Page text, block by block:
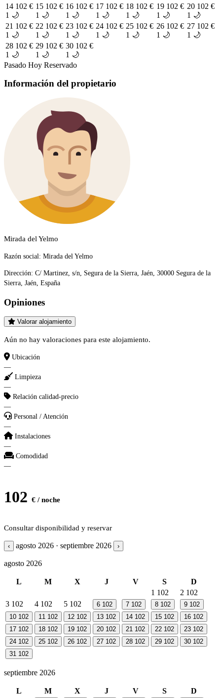
14 102 €
1 🌙
15 102 €
1 🌙
16 102 €
1 🌙
17 102 €
1 🌙
18 102 €
1 🌙
19 102 €
1 🌙
20 102 €
1 🌙
21 102 €
1 🌙
22 102 €
1 🌙
23 102 €
1 🌙
24 102 €
1 🌙
25 102 €
1 🌙
26 102 €
1 🌙
27 102 €
1 🌙
28 102 €
1 🌙
29 102 €
1 🌙
30 102 €
1 🌙
Pasado Hoy Reservado
Información del propietario
Mirada del Yelmo
Razón social: Mirada del Yelmo
Dirección: C/ Martinez, s/n, Segura de la Sierra, Jaén, 30000 Segura de la
Sierra, Jaén, España
Opiniones
Valorar alojamiento
Aún no hay valoraciones para este alojamiento.
Ubicación
—
Limpieza
—
Relación calidad-precio
—
Personal / Atención
—
Instalaciones
—
Comodidad
—
102 € / noche
Consultar disponibilidad y reservar
‹ agosto 2026 · septiembre 2026 ›
agosto 2026
L M X J V S
D
1 102 2 102
3 102 4 102 5 102 6 102 7 102 8 102 9 102
10 102 11 102 12 102 13 102 14 102 15 102 16 102
17 102 18 102 19 102 20 102 21 102 22 102 23 102
24 102 25 102 26 102 27 102 28 102 29 102 30 102
31 102
septiembre 2026
L M X J V S D